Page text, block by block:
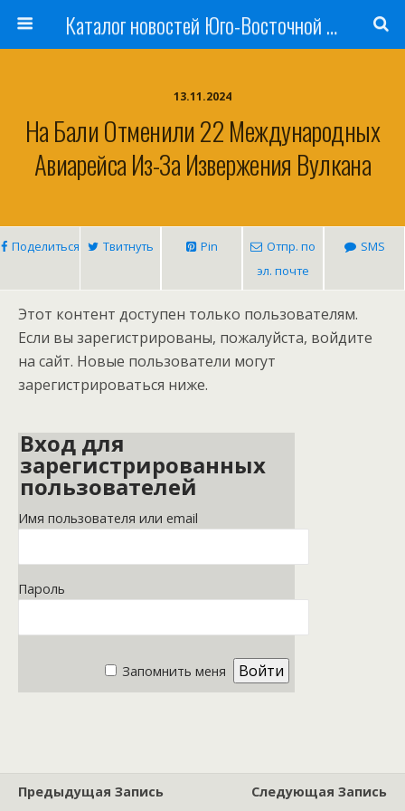
Каталог новостей Юго-Восточной Азии, Австралии и Океании
13.11.2024
На Бали Отменили 22 Международных
Авиарейса Из-За Извержения Вулкана
Поделиться Твитнуть Pin
Отпр. по
эл. почте
SMS
Этот контент доступен только пользователям.
Если вы зарегистрированы, пожалуйста, войдите
на сайт. Новые пользователи могут
зарегистрироваться ниже.
Вход для
зарегистрированных
пользователей
Имя пользователя или email
Пароль
Запомнить меня
Предыдущая Запись
Следующая Запись